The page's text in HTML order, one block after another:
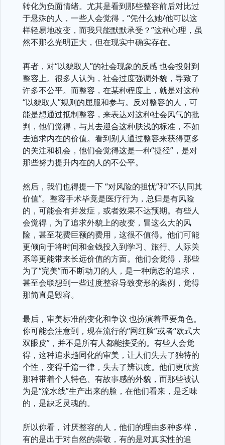
转化为负面情绪。尤其是看到那些整容前后对比过
于悬殊的人，一些人会觉得，“凭什么她/他可以这
样轻易地改变，而我只能默默承受？”这种心理，虽
然不那么光明正大，但在现实中确实存在。
再者，对“以貌取人”的社会现象的反感 也会投射到
整容上。很多人认为，社会过度强调外貌，导致了
许多不公平。而整容，在某种程度上，就是对这种
“以貌取人”规则的屈服和参与。反对整容的人，可
能是想通过抵制整容，来表达对这种社会风气的批
判，他们觉得，与其去迎合这种肤浅的标准，不如
去追求内在的价值。看到别人通过整容来获得更多
的关注和机会，他们会觉得这是一种“捷径”，是对
那些努力提升内在的人的不公平。
然后，我们也得提一下 “对风险的担忧”和“不认同其
价值”。整容手术毕竟是医疗行为，总归是有风险
的，可能会有并发症，或者效果不达预期。有些人
会觉得，为了追求外貌上的改变，冒这么大的风
险，甚至花费巨额的费用，这很不值得。他们可能
更倾向于将时间和金钱投入到学习、旅行、人际关
系等更能带来长远价值的方面。他们会觉得，那些
为了“完美”而不断动刀的人，是一种病态的追求，
甚至会联想到一些过度整容导致变形的案例，觉得
那简直是毁容。
最后，审美标准的变化和争议 也扮演着重要角色。
你可能会注意到，现在流行的“网红脸”或者“欧式大
双眼皮”，并不是所有人都能接受的。有些人会觉
得，这种追求趋同化的审美，让人们失去了独特的
个性，变得千篇一律，失去了辨识度。他们更欣赏
那种带着个人特色、有故事感的外貌，而那些被认
为是“流水线”生产出来的脸，在他们看来，是乏味
的，是缺乏灵魂的。
所以你看，讨厌整容的人，他们的理由多种多样，
有的是出于对自然的崇敬，有的是对真实性的追